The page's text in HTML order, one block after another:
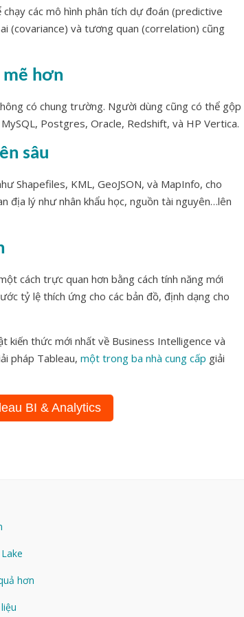
các mô hình phân tích dự đoán (predictive
(covariance) và tương quan (correlation) cũng
mẽ hơn
có chung trường. Người dùng cũng có thể gộp
Postgres, Oracle, Redshift, và HP Vertica.
sâu
Shapefiles, KML, GeoJSON, và MapInfo, cho
địa lý như nhân khẩu học, nguồn tài nguyên…lên
cách trực quan hơn bằng cách tính năng mới
tỷ lệ thích ứng cho các bản đồ, định dạng cho
kiến thức mới nhất về Business Intelligence và
pháp Tableau, một trong ba nhà cung cấp giải
BI & Analytics
hơn